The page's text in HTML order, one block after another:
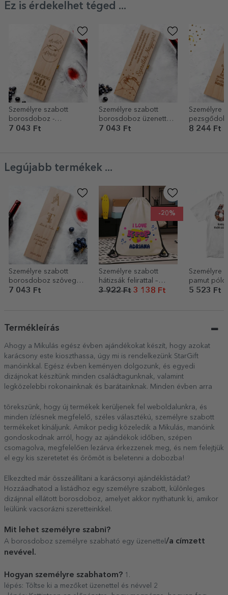
Ez is érdekelhet téged ...
Személyre szabott
borosdoboz -
évfordulós modell
7 043 Ft
Személyre szabott
borosdoboz üzenettel
nagypapának –
7 043 Ft
Személyre
8 244 Ft
Legújabb termékek ...
Személyre szabott
borosdoboz szöveggel
és kezdőbetűkkel –
7 043 Ft
-20%
Személyre szabott
hátizsák felirattal –
Kpop
3 922 Ft3 138 Ft
Személyre
pamut
és
5 523 Ft
Termékleírás
Ahogy a Mikulás egész évben ajándékokat készít, hogy azokat
karácsony este kioszthassa, úgy mi is rendelkezünk StarGift
manóinkkal. Egész évben keményen dolgozunk, és egyedi
dizájnokat készítünk minden családtagunknak, valamint
legközelebbi rokonainknak és barátainknak. Minden évben arra
törekszünk, hogy új termékek kerüljenek fel weboldalunkra, és
minden ízlésnek megfelelő, széles választékú, személyre szabott
termékeket kínáljunk. Amikor pedig közeledik a Mikulás, manóink
gondoskodnak arról, hogy az ajándékok időben, szépen
csomagolva, megfelelően lezárva érkezzenek meg, és nem felejtjük
el egy kis szeretetet és örömöt is beletenni a dobozba!
Elkezdted már összeállítani a karácsonyi ajándéklistádat?
Hozzáadhatod a listádhoz egy személyre szabott, különleges
dizájnnal ellátott borosdoboz, amelyet akkor nyithatunk ki, amikor
leülünk vacsorázni szeretteinkkel.
Mit lehet személyre szabni?
A borosdoboz személyre szabható egy üzenettel /a címzett
nevével.
Hogyan személyre szabhatom? 1.
lépés: Töltse ki a mezőket üzenettel és névvel 2